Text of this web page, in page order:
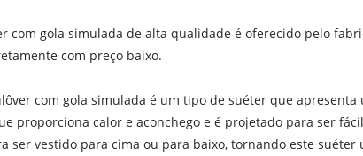
com gola simulada de alta qualidade é oferecido pelo
com preço baixo.
com gola simulada é um tipo de suéter que
proporciona calor e aconchego e é projetado para ser
ser vestido para cima ou para baixo, tornando este